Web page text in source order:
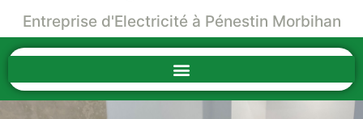
Entreprise d'Electricité à Pénestin Morbihan